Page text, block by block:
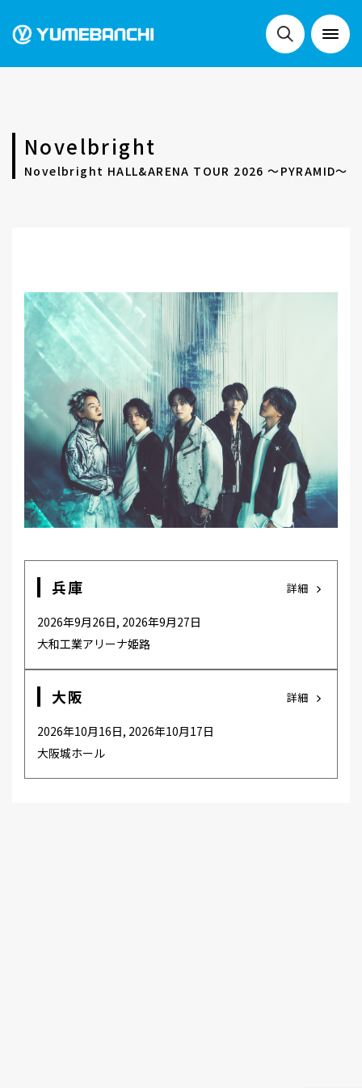
LIVE
FESTIVALS
MEMBER
Novelbright
Novelbright HALL&ARENA TOUR 2026 〜PYRAMID〜
兵庫
2026年9月26日, 2026年9月27日
大和工業アリーナ姫路
詳細
大阪
2026年10月16日, 2026年10月17日
大阪城ホール
詳細